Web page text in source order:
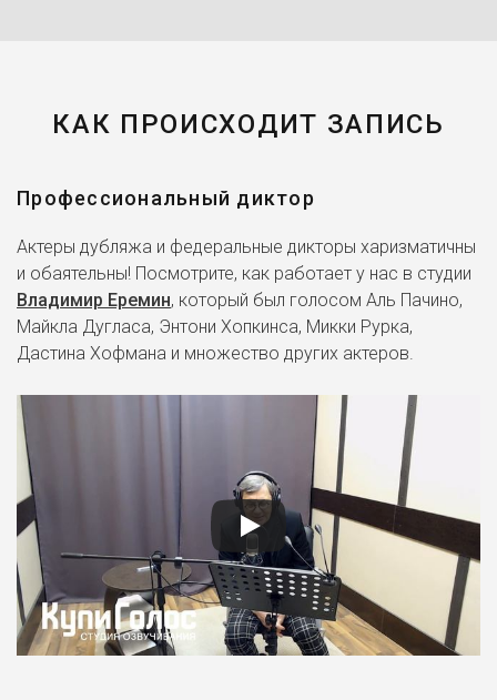
КАК ПРОИСХОДИТ ЗАПИСЬ
Профессиональный диктор
Актеры дубляжа и федеральные дикторы харизматичны
и обаятельны! Посмотрите, как работает у нас в студии
Владимир Еремин, который был голосом Аль Пачино,
Майкла Дугласа, Энтони Хопкинса, Микки Рурка,
Дастина Хофмана и множество других актеров.